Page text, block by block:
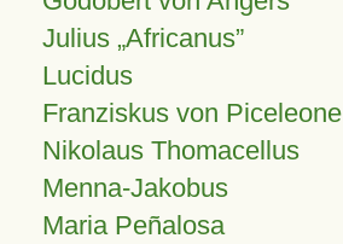
Julius Africanus
Lucidus
Franziskus von Piceleone
Nikolaus Thomacellus
Menna-Jakobus
Maria Peñalosa